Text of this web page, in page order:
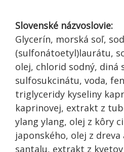
Slovenské názvoslovie:
Glycerín, morská soľ,
(sulfonátoetyl)laurátu,
olej, chlorid sodný, diná
sulfosukcinátu, voda,
triglyceridy kyseliny
kaprinovej, extrakt z
ylang ylang, olej z kôry
japonského, olej z
santalu, extrakt z